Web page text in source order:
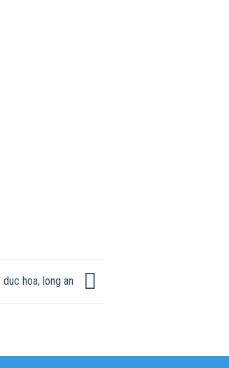
hoa, long an